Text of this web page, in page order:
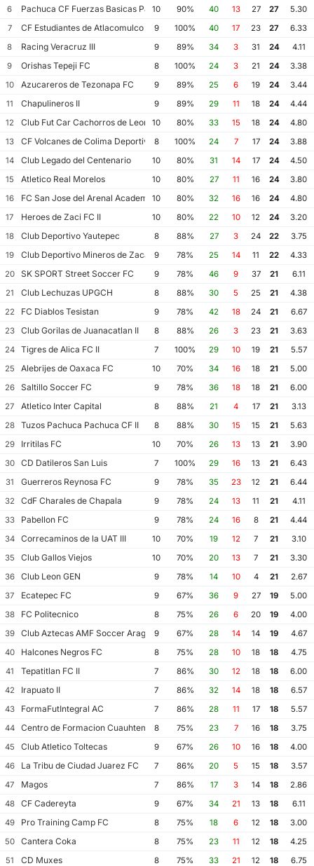
6 Pachuca CF Fuerzas Basicas Pachuca CF III
10 90% 40 13 27 27
5.30
7
CF Estudiantes de Atlacomulco 9 100% 40 17 23 27
6.33
8
Racing Veracruz III 9 89% 34 3 31 24
4.11
9
Orishas Tepeji FC 8 100% 24 3 21 24
3.38
10
Azucareros de Tezonapa FC 9 89% 25 6 19 24
3.44
11
Chapulineros II 9 89% 29 11 18 24
4.44
12
Club Fut Car Cachorros de Leon 10 80% 33 15 18 24
4.80
13
CF Volcanes de Colima Deportivo Tala
8 100% 24 7 17 24
3.88
14
Club Legado del Centenario 10 80% 31 14 17 24
4.50
15
Atletico Real Morelos 10 80% 27 11 16 24
3.80
16
FC San Jose del Arenal Academia America Leyendas
10 80% 32 16 16 24
4.80
17
Heroes de Zaci FC II 10 80% 22 10 12 24
3.20
18
Club Deportivo Yautepec 8 88% 27 3 24 22
3.75
19
Club Deportivo Mineros de Zacatecas II
9 78% 25 14 11 22
4.33
20
SK SPORT Street Soccer FC 9 78% 46 9 37 21
6.11
21
Club Lechuzas UPGCH 8 88% 30 5 25 21
4.38
22
FC Diablos Tesistan 9 78% 42 18 24 21
6.67
23
Club Gorilas de Juanacatlan II 8 88% 26 3 23 21
3.63
24
Tigres de Alica FC II 7 100% 29 10 19 21
5.57
25
Alebrijes de Oaxaca FC 10 70% 34 16 18 21
5.00
26
Saltillo Soccer FC 9 78% 36 18 18 21
6.00
27
Atletico Inter Capital 8 88% 21 4 17 21
3.13
28
Tuzos Pachuca Pachuca CF II 8 88% 30 15 15 21
5.63
29
Irritilas FC 10 70% 26 13 13 21
3.90
30
CD Datileros San Luis 7 100% 29 16 13 21
6.43
31
Guerreros Reynosa FC 9 78% 35 23 12 21
6.44
32
CdF Charales de Chapala 9 78% 24 13 11 21
4.11
33
Pabellon FC 9 78% 24 16 8 21
4.44
34
Correcaminos de la UAT III 10 70% 19 12 7 21
3.10
35
Club Gallos Viejos 10 70% 20 13 7 21
3.30
36
Club Leon GEN 9 78% 14 10 4 21
2.67
37
Ecatepec FC 9 67% 36 9 27 19
5.00
38
FC Politecnico 8 75% 26 6 20 19
4.00
39
Club Aztecas AMF Soccer Aragon9 67% 28 14 14 19
4.67
40
Halcones Negros FC 8 75% 28 10 18 18
4.75
41
Tepatitlan FC II 7 86% 30 12 18 18
6.00
42
Irapuato II 7 86% 32 14 18 18
6.57
43
FormaFutIntegral AC 7 86% 28 11 17 18
5.57
44
Centro de Formacion Cuauhtemoc Blanco
8 75% 23 7 16 18
3.75
45
Club Atletico Toltecas 9 67% 26 10 16 18
4.00
46
La Tribu de Ciudad Juarez FC 7 86% 20 5 15 18
3.57
47
Magos 7 86% 17 3 14 18
2.86
48
CF Cadereyta 9 67% 34 21 13 18
6.11
49
Pro Training Camp FC 8 75% 18 6 12 18
3.00
50
Cantera Coka 8 75% 23 11 12 18
4.25
51
CD Muxes 8 75% 33 21 12 18
6.75